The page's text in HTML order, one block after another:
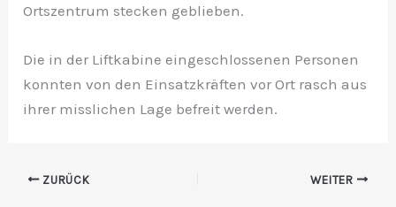
Ortszentrum stecken geblieben.
Die in der Liftkabine eingeschlossenen Personen
konnten von den Einsatzkräften vor Ort rasch aus
ihrer misslichen Lage befreit werden.
ZURÜCK WEITER